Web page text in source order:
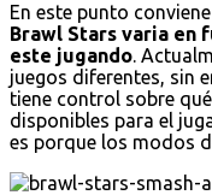
En este punto
Brawl Stars varia en
este jugando.
juegos diferentes, sin
tiene control sobre
disponibles para el
es porque los modos